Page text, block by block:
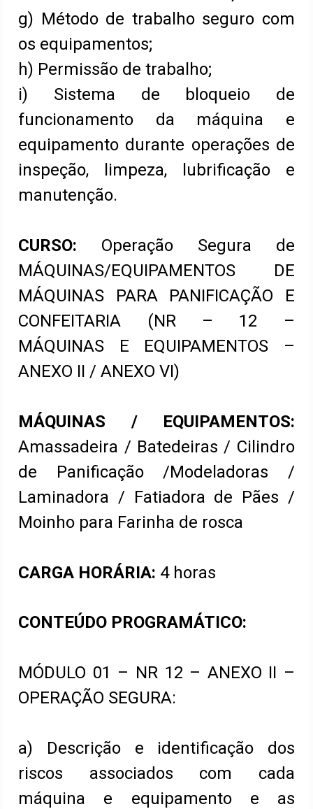
g) Método de trabalho seguro com
os equipamentos;
h) Permissão de trabalho;
i) Sistema de bloqueio de
funcionamento da máquina e
equipamento durante operações de
inspeção, limpeza, lubrificação e
manutenção.
CURSO: Operação Segura de
MÁQUINAS/EQUIPAMENTOS DE
MÁQUINAS PARA PANIFICAÇÃO E
CONFEITARIA (NR – 12 –
MÁQUINAS E EQUIPAMENTOS –
ANEXO II / ANEXO VI)
MÁQUINAS / EQUIPAMENTOS:
Amassadeira / Batedeiras / Cilindro
de Panificação /Modeladoras /
Laminadora / Fatiadora de Pães /
Moinho para Farinha de rosca
CARGA HORÁRIA: 4 horas
CONTEÚDO PROGRAMÁTICO:
MÓDULO 01 – NR 12 – ANEXO II –
OPERAÇÃO SEGURA:
a) Descrição e identificação dos
riscos associados com cada
máquina e equipamento e as